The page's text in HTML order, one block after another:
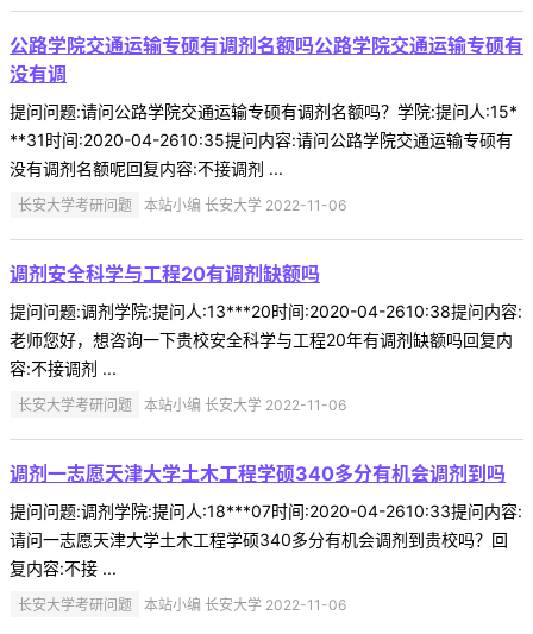
公路学院交通运输专硕有调剂名额吗公路学院交通运输专硕有
没有调
提问问题:请问公路学院交通运输专硕有调剂名额吗？学院:提问人:15*
**31时间:2020-04-2610:35提问内容:请问公路学院交通运输专硕有
没有调剂名额呢回复内容:不接调剂 ...
长安大学考研问题 本站小编 长安大学 2022-11-06
调剂安全科学与工程20有调剂缺额吗
提问问题:调剂学院:提问人:13***20时间:2020-04-2610:38提问内容:
老师您好，想咨询一下贵校安全科学与工程20年有调剂缺额吗回复内
容:不接调剂 ...
长安大学考研问题 本站小编 长安大学 2022-11-06
调剂一志愿天津大学土木工程学硕340多分有机会调剂到吗
提问问题:调剂学院:提问人:18***07时间:2020-04-2610:33提问内容:
请问一志愿天津大学土木工程学硕340多分有机会调剂到贵校吗？回
复内容:不接 ...
长安大学考研问题 本站小编 长安大学 2022-11-06